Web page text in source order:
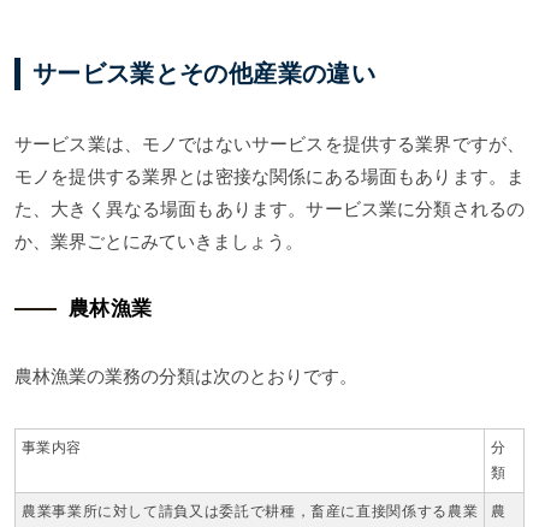
サービス業とその他産業の違い
サービス業は、モノではないサービスを提供する業界ですが、
モノを提供する業界とは密接な関係にある場面もあります。ま
た、大きく異なる場面もあります。サービス業に分類されるの
か、業界ごとにみていきましょう。
農林漁業
農林漁業の業務の分類は次のとおりです。
事業内容
分
類
農業事業所に対して請負又は委託で耕種，畜産に直接関係する農業
農